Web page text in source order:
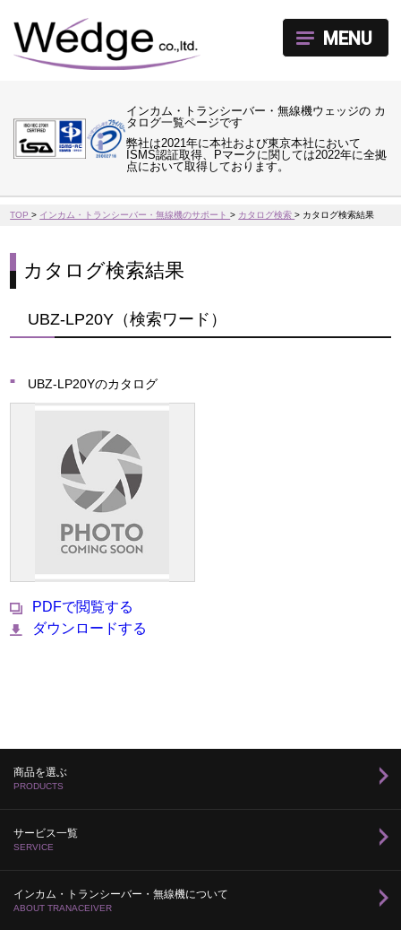
インカム・トランシーバー・無線機ウェッジの カ
タログ一覧ページです
弊社は2021年に本社および東京本社において
ISMS認証取得、Pマークに関しては2022年に全拠
点において取得しております。
MENU
TOP> インカム・トランシーバー・無線機のサポート> カタログ検索> カタログ検索結果
カタログ検索結果
UBZ-LP20Y（検索ワード）
UBZ-LP20Yのカタログ
PDFで閲覧する
ダウンロードする
商品を選ぶ
PRODUCTS
サービス一覧
SERVICE
インカム・トランシーバー・無線機について
ABOUT TRANACEIVER